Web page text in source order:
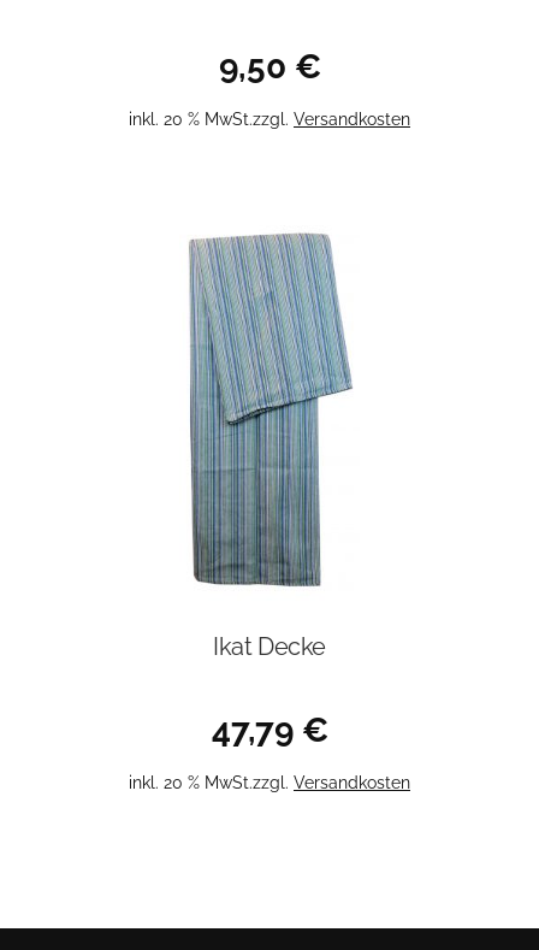
9,50 €
inkl. 20 % MwSt.zzgl. Versandkosten
Ikat Decke
47,79 €
inkl. 20 % MwSt.zzgl. Versandkosten